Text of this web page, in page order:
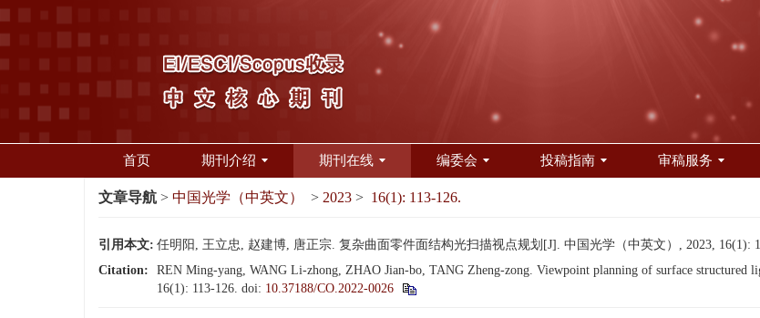
首页 期刊介绍 期刊在线 编委会 投稿指南 审稿服务
文章导航 > 中国光学（中英文） > 2023 > 16(1): 113-126.
引用本文: 任明阳, 王立忠, 赵建博, 唐正宗. 复杂曲面零件面结构光扫描视点规划[J]. 中国光学（中英文）, 2023, 16(1):
Citation:
REN Ming-yang, WANG Li-zhong, ZHAO Jian-bo, TANG Zheng-zong. Viewpoint planning of surface structured
16(1): 113-126. doi: 10.37188/CO.2022-0026